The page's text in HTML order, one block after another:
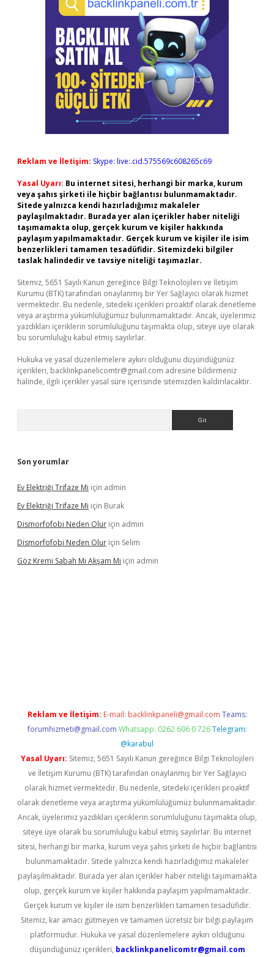
Reklam ve İletişim: Skype: live:.cid.575569c608265c69
Yasal Uyarı: Bu internet sitesi, herhangi bir marka, kurum
veya şahıs şirketi ile hiçbir bağlantısı bulunmamaktadır.
Sitede yalnızca kendi hazırladığımız makaleler
paylaşılmaktadır. Burada yer alan içerikler haber niteliği
taşımamakta olup, gerçek kurum ve kişiler hakkında
paylaşım yapılmamaktadır. Gerçek kurum ve kişiler ile isim
benzerlikleri tamamen tesadüfidir. Sitemizdeki bilgiler
taslak halindedir ve tavsiye niteliği taşımazlar.
Sitemiz, 5651 Sayılı Kanun gereğince Bilgi Teknolojileri ve İletişim
Kurumu (BTK) tarafından onaylanmış bir Yer Sağlayıcı olarak hizmet
vermektedir. Bu nedenle, sitedeki içerikleri proaktif olarak denetleme
veya araştırma yükümlülüğümüz bulunmamaktadır. Ancak, üyelerimiz
yazdıkları içeriklerin sorumluluğunu taşımakta olup, siteye üye olarak
bu sorumluluğu kabul etmiş sayılırlar.
Hukuka ve yasal düzenlemelere aykırı olduğunu düşündüğünüz
içerikleri, backlinkpanelicomtr@gmail.com adresine bildirmeniz
halinde, ilgili içerikler yasal süre içerisinde sitemizden kaldırılacaktır.
Son yorumlar
Ev Elektriği Trifaze Mi için admin
Ev Elektriği Trifaze Mi için Burak
Dismorfofobi Neden Olur için admin
Dismorfofobi Neden Olur için Selim
Göz Kremi Sabah Mı Akşam Mı için admin
Reklam ve İletişim: E-mail: backlinkpaneli@gmail.com Teams:
forumhizmeti@gmail.com Whatsapp: 0262 606 0 726 Telegram:
@karabul
Yasal Uyarı: Sitemiz, 5651 Sayılı Kanun gereğince Bilgi Teknolojileri
ve İletişim Kurumu (BTK) tarafından onaylanmış bir Yer Sağlayıcı
olarak hizmet vermektedir. Bu nedenle, sitedeki içerikleri proaktif
olarak denetleme veya araştırma yükümlülüğümüz bulunmamaktadır.
Ancak, üyelerimiz yazdıkları içeriklerin sorumluluğunu taşımakta olup,
siteye üye olarak bu sorumluluğu kabul etmiş sayılırlar. Bu internet
sitesi, herhangi bir marka, kurum veya şahıs şirketi ile hiçbir bağlantısı
bulunmamaktadır. Sitede yalnızca kendi hazırladığımız makaleler
paylaşılmaktadır. Burada yer alan içerikler haber niteliği taşımamakta
olup, gerçek kurum ve kişiler hakkında paylaşım yapılmamaktadır.
Gerçek kurum ve kişiler ile isim benzerlikleri tamamen tesadüfidir.
Sitemiz, kar amacı gütmeyen ve tamamen ücretsiz bir bilgi paylaşım
platformudur. Hukuka ve yasal düzenlemelere aykırı olduğunu
düşündüğünüz içerikleri, backlinkpanelicomtr@gmail.com